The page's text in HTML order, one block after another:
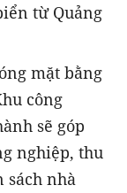
từ Quảng
mặt bằng
công
sẽ góp
nghiệp, thu
sách nhà